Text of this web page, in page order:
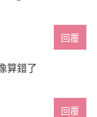
算錯了
回覆
回覆